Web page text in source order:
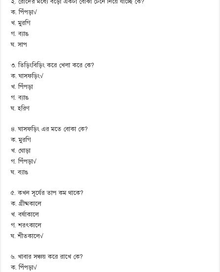
ক. পিঁপড়া√
খ. মুরগি
গ. ব্যাঙ
ঘ. সাপ
৩. তিড়িংবিড়িং করে খেলা করে কে?
ক. ঘাসফড়িং√
খ. পিঁপড়া
গ. ব্যাঙ
ঘ. হরিণ
৪. ঘাসফড়িং এর মতে বোকা কে?
ক. মুরগি
খ. ঘোড়া
গ. পিঁপড়া√
ঘ. ব্যাঙ
৫. কখন সূর্যের তাপ কম থাকে?
ক. গ্রীষ্মকালে
খ. বর্ষাকালে
গ. শরৎকালে
ঘ. শীতকালে√
৬. খাবার সঞ্চয় করে রাখে কে?
ক. পিঁপড়া√